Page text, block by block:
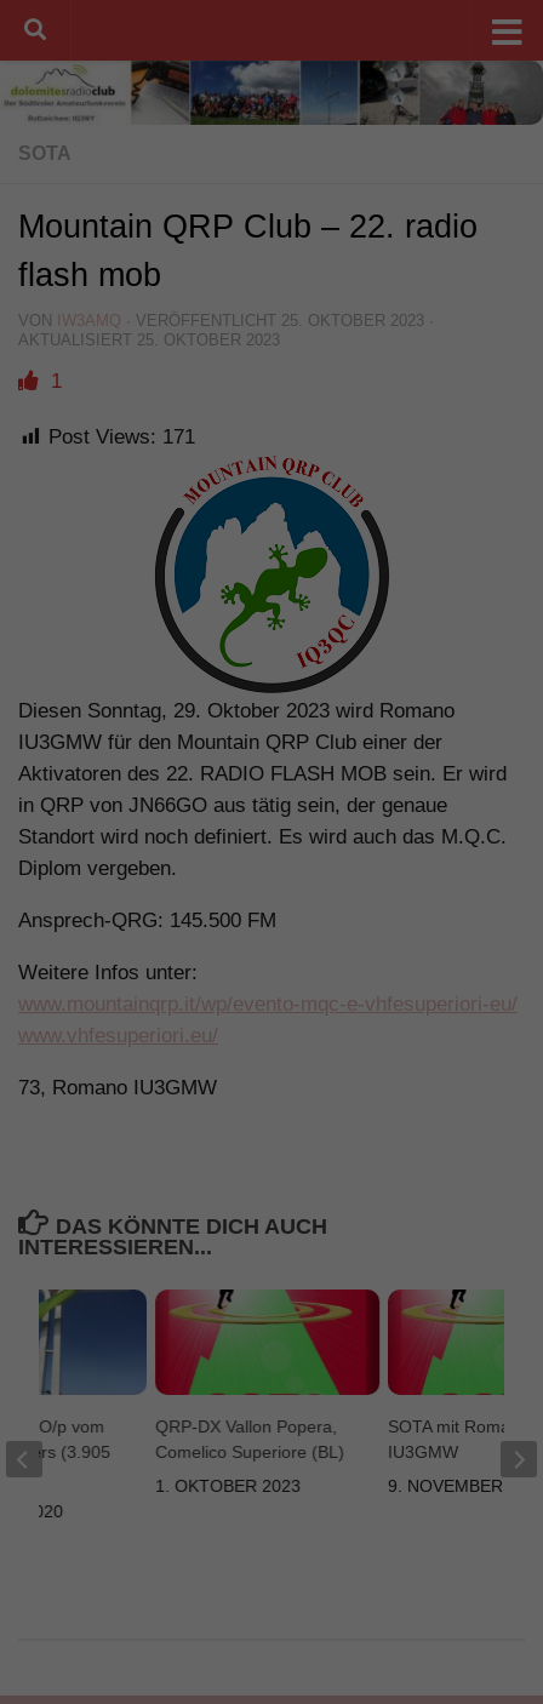
Unter dem Inhalt
SOTA
Mountain QRP Club – 22. radio
flash mob
VON IW3AMQ · VERÖFFENTLICHT 25. OKTOBER 2023 ·
AKTUALISIERT 25. OKTOBER 2023
1
Post Views: 171
Diesen Sonntag, 29. Oktober 2023 wird Romano
IU3GMW für den Mountain QRP Club einer der
Aktivatoren des 22. RADIO FLASH MOB sein. Er wird
in QRP von JN66GO aus tätig sein, der genaue
Standort wird noch definiert. Es wird auch das M.Q.C.
Diplom vergeben.
Ansprech-QRG: 145.500 FM
Weitere Infos unter:
www.mountainqrp.it/wp/evento-mqc-e-vhfesuperiori-eu/
www.vhfesuperiori.eu/
73, Romano IU3GMW
DAS KÖNNTE DICH AUCH
INTERESSIEREN...
QRP-DX Vallon Popera,
Comelico Superiore (BL)
1. OKTOBER 2023
SOTA mit Romano
IU3GMW
9. NOVEMBER
p vom
(3.905
2020